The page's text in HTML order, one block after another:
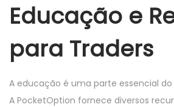
Educação e
para Traders
A educação é uma parte essencial
A PocketOption fornece diversos